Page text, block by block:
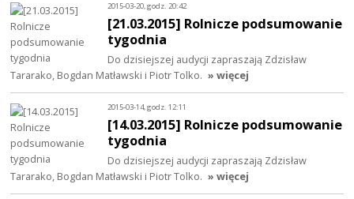
2015-03-20, godz. 20:42
[21.03.2015] Rolnicze podsumowanie
tygodnia
Do dzisiejszej audycji zapraszają Zdzisław
Tararako, Bogdan Matławski i Piotr Tolko. » więcej
2015-03-14, godz. 12:11
[14.03.2015] Rolnicze podsumowanie
tygodnia
Do dzisiejszej audycji zapraszają Zdzisław
Tararako, Bogdan Matławski i Piotr Tolko. » więcej